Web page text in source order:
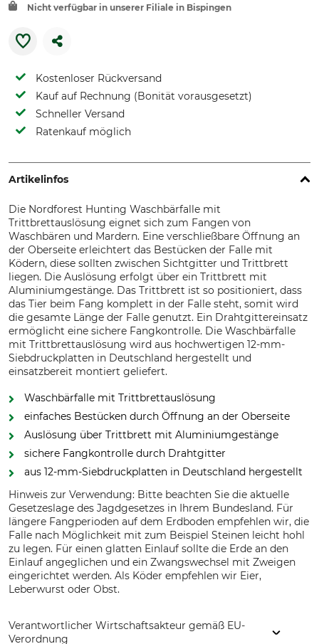
Nicht verfügbar in unserer Filiale in Bispingen
Kostenloser Rückversand
Kauf auf Rechnung (Bonität vorausgesetzt)
Schneller Versand
Ratenkauf möglich
Artikelinfos
Die Nordforest Hunting Waschbärfalle mit
Trittbrettauslösung eignet sich zum Fangen von
Waschbären und Mardern. Eine verschließbare Öffnung an
der Oberseite erleichtert das Bestücken der Falle mit
Ködern, diese sollten zwischen Sichtgitter und Trittbrett
liegen. Die Auslösung erfolgt über ein Trittbrett mit
Aluminiumgestänge. Das Trittbrett ist so positioniert, dass
das Tier beim Fang komplett in der Falle steht, somit wird
die gesamte Länge der Falle genutzt. Ein Drahtgittereinsatz
ermöglicht eine sichere Fangkontrolle. Die Waschbärfalle
mit Trittbrettauslösung wird aus hochwertigen 12-mm-
Siebdruckplatten in Deutschland hergestellt und
einsatzbereit montiert geliefert.
Waschbärfalle mit Trittbrettauslösung
einfaches Bestücken durch Öffnung an der Oberseite
Auslösung über Trittbrett mit Aluminiumgestänge
sichere Fangkontrolle durch Drahtgitter
aus 12-mm-Siebdruckplatten in Deutschland hergestellt
Hinweis zur Verwendung: Bitte beachten Sie die aktuelle
Gesetzeslage des Jagdgesetzes in Ihrem Bundesland. Für
längere Fangperioden auf dem Erdboden empfehlen wir, die
Falle nach Möglichkeit mit zum Beispiel Steinen leicht hohl
zu legen. Für einen glatten Einlauf sollte die Erde an den
Einlauf angeglichen und ein Zwangswechsel mit Zweigen
eingerichtet werden. Als Köder empfehlen wir Eier,
Leberwurst oder Obst.
Verantwortlicher Wirtschaftsakteur gemäß EU-
Verordnung